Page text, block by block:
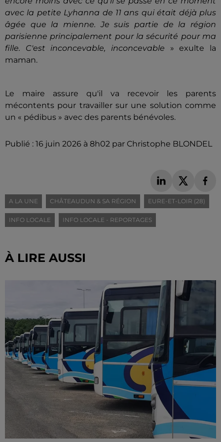
avec la petite Lyhanna de 11 ans qui était déjà plus
âgée que la mienne. Je suis partie de la région
parisienne principalement pour la sécurité pour ma
fille. C'est inconcevable, inconcevable » exulte la
maman.
Le maire assure qu'il va recevoir les parents
mécontents pour travailler sur une solution comme
un « pédibus » avec des parents bénévoles.
Publié : 16 juin 2026 à 8h02 par Christophe BLONDEL
A LA UNE CHÂTEAUDUN & SA RÉGION EURE-ET-LOIR (28)
INFO LOCALE INFO LOCALE - REPORTAGES
À LIRE AUSSI